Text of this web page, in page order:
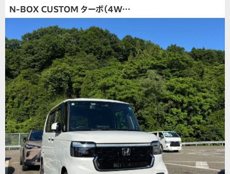
N-BOX CUSTOM ターボ（4W…